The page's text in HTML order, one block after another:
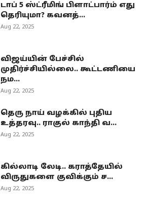
டாப் 5 ஸ்ட்ரீமிங் பிளாட்பார்ம் எது
தெரியுமா? கவனத்...
Aug 22, 2025
விஜய்யின் பேச்சில்
முதிர்ச்சியில்லை.. கூட்டணியை
நம...
Aug 22, 2025
தெரு நாய் வழக்கில் புதிய
உத்தரவு.. ராகுல் காந்தி வ...
Aug 22, 2025
கில்லாடி லேடி.. கராத்தேயில்
விருதுகளை குவிக்கும் ச...
Aug 22, 2025